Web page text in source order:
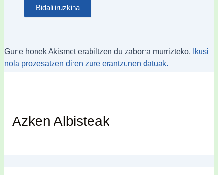
Gune honek Akismet erabiltzen du zaborra murrizteko.
Ikusi
nola prozesatzen diren zure erantzunen datuak.
Azken Albisteak